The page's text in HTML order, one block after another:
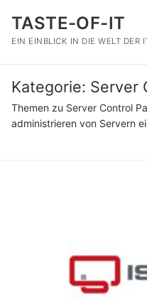
Inhalt
springen
TASTE-OF-IT
EIN EINBLICK IN DIE WELT DER
Kategorie: Server
Themen zu Server Control
administrieren von Servern